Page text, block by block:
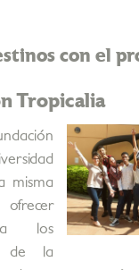
con el
Tropicalia
misma
a los
de la